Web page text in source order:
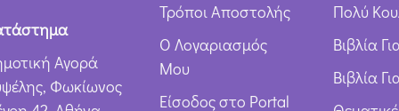
Αγορά
Φωκίωνος
Τρόποι Αποστολής
Ο Λογαριασμός
Μου
Είσοδος στο Portal
Πολύ
Βιβλία
Βιβλία